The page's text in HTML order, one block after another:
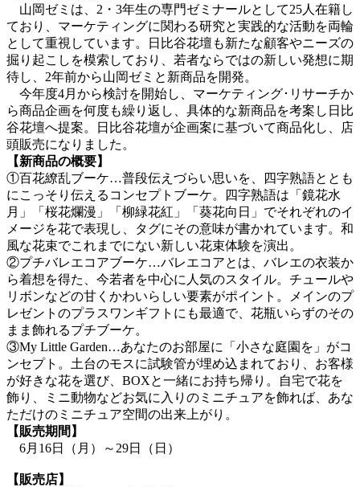
山岡ゼミは、2・3年生の専門ゼミナールとして25人在籍し
ており、マーケティングに関わる研究と実践的な活動を両輪
として重視しています。日比谷花壇も新たな顧客やニーズの
掘り起こしを模索しており、若者ならではの新しい発想に期
待し、2年前から山岡ゼミと新商品を開発。
今年度4月から検討を開始し、マーケティング･リサーチか
ら商品企画を何度も繰り返し、具体的な新商品を考案し日比
谷花壇へ提案。日比谷花壇が企画案に基づいて商品化し、店
頭販売になりました。
【新商品の概要】
①百花繚乱ブーケ…普段伝えづらい思いを、四字熟語ととも
にこっそり伝えるコンセプトブーケ。四字熟語は「鏡花水
月」「桜花爛漫」「柳緑花紅」「葵花向日」でそれぞれのイ
メージを花で表現し、タグにその意味が書かれています。和
風な花束でこれまでにない新しい花束体験を演出。
②プチバレエコアブーケ…バレエコアとは、バレエの衣装か
ら着想を得た、今若者を中心に人気のスタイル。チュールや
リボンなどの甘くかわいらしい要素がポイント。メインのプ
レゼントのプラスワンギフトにも最適で、花瓶いらずのその
まま飾れるプチブーケ。
③My Little Garden…あなたのお部屋に「小さな庭園を」がコ
ンセプト。土台のモスに試験管が埋め込まれており、お客様
が好きな花を選び、BOXと一緒にお持ち帰り。自宅で花を
飾り、ミニ動物などお気に入りのミニチュアを飾れば、あな
ただけのミニチュア空間の出来上がり。
【販売期間】
6月16日（月）～29日（日）
【販売店】